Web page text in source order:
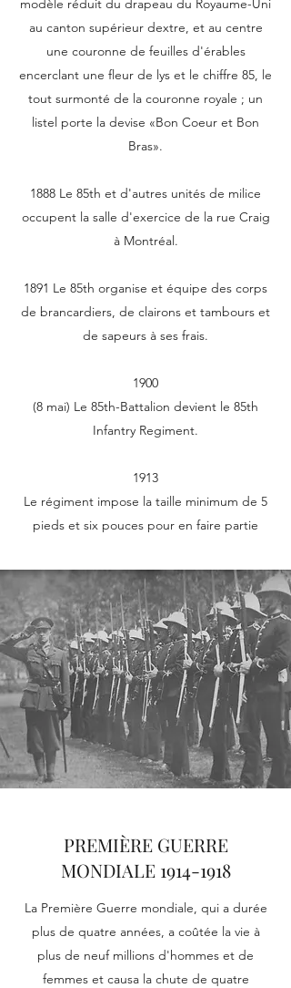
modèle réduit du drapeau du Royaume-Uni
au canton supérieur dextre, et au centre
une couronne de feuilles d'érables
encerclant une fleur de lys et le chiffre 85, le
tout surmonté de la couronne royale ; un
listel porte la devise «Bon Coeur et Bon
Bras».
1888 Le 85th et d'autres unités de milice
occupent la salle d'exercice de la rue Craig
à Montréal.
1891 Le 85th organise et équipe des corps
de brancardiers, de clairons et tambours et
de sapeurs à ses frais.
1900
(8 mai) Le 85th-Battalion devient le 85th
Infantry Regiment.
1913
Le régiment impose la taille minimum de 5
pieds et six pouces pour en faire partie
PREMIÈRE GUERRE
MONDIALE1914-1918
La Première Guerre mondiale, qui a durée
plus de quatre années, a coûtée la vie à
plus de neuf millions d'hommes et de
femmes et causa la chute de quatre